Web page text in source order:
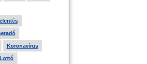
Koronavírus
Lottó